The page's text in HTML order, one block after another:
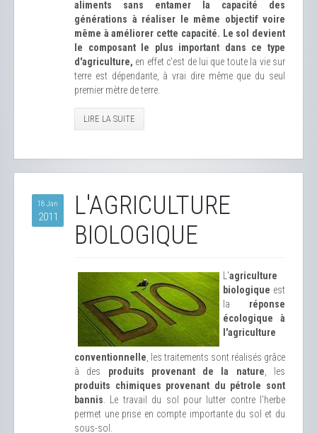
aliments sans entamer la capacité des
générations à réaliser le même objectif voire
même à améliorer cette capacité. Le sol devient
le composant le plus important dans ce type
d'agriculture, en effet c'est de lui que toute la vie sur
terre est dépendante, à vrai dire même que du seul
premier mètre de terre.
LIRE LA SUITE
18 Jan
2011
L'AGRICULTURE
BIOLOGIQUE
L'agriculture
biologique est
la réponse
écologique à
l'agriculture
conventionnelle , les traitements sont réalisés grâce
à des produits provenant de la nature , les
produits chimiques provenant du pétrole sont
bannis . Le travail du sol pour lutter contre l'herbe
permet une prise en compte importante du sol et du
sous-sol.